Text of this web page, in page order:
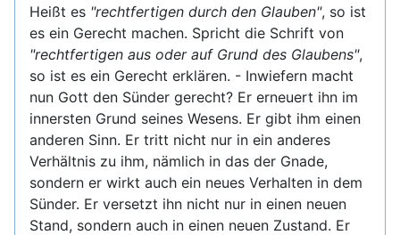
Heißt es "rechtfertigen durch den Glauben", so ist
es ein Gerecht machen. Spricht die Schrift von
"rechtfertigen aus oder auf Grund des Glaubens",
so ist es ein Gerecht erklären. - Inwiefern macht
nun Gott den Sünder gerecht? Er erneuert ihn im
innersten Grund seines Wesens. Er gibt ihm einen
anderen Sinn. Er tritt nicht nur in ein anderes
Verhältnis zu ihm, nämlich in das der Gnade,
sondern er wirkt auch ein neues Verhalten in dem
Sünder. Er versetzt ihn nicht nur in einen neuen
Stand, sondern auch in einen neuen Zustand. Er